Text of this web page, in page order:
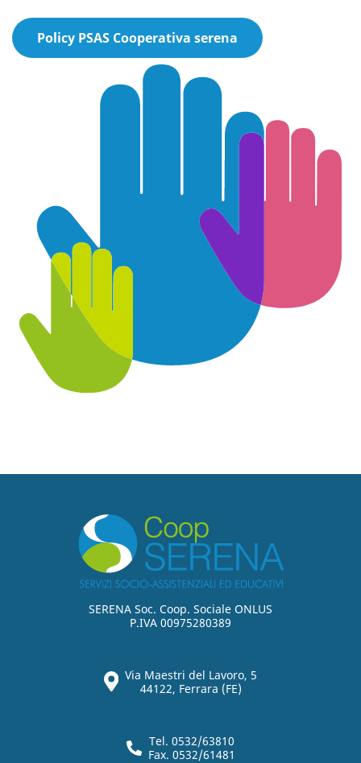
Policy PSAS Cooperativa serena
SERENA Soc. Coop. Sociale ONLUS
P.IVA 00975280389
Via Maestri del Lavoro, 5
44122, Ferrara (FE)
Tel. 0532/63810
Fax. 0532/61481